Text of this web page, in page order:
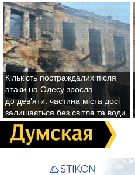
Кількість постраждалих після
атаки на Одесу зросла
до дев'яти: частина міста досі
залишається без світла та води